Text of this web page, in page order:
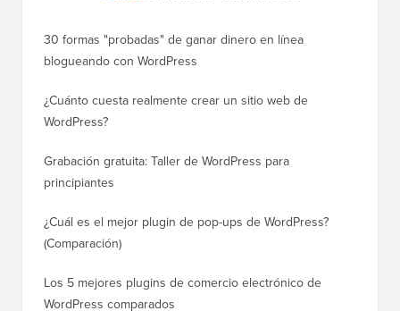
30 formas "probadas" de ganar dinero en línea
blogueando con WordPress
¿Cuánto cuesta realmente crear un sitio web de
WordPress?
Grabación gratuita: Taller de WordPress para
principiantes
¿Cuál es el mejor plugin de pop-ups de WordPress?
(Comparación)
Los 5 mejores plugins de comercio electrónico de
WordPress comparados